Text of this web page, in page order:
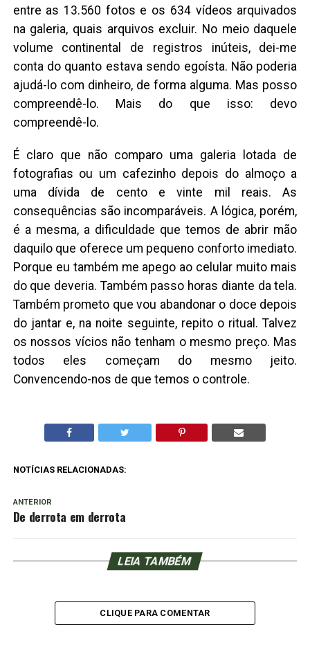
entre as 13.560 fotos e os 634 vídeos arquivados
na galeria, quais arquivos excluir. No meio daquele
volume continental de registros inúteis, dei-me
conta do quanto estava sendo egoísta. Não poderia
ajudá-lo com dinheiro, de forma alguma. Mas posso
compreendê-lo. Mais do que isso: devo
compreendê-lo.
É claro que não comparo uma galeria lotada de
fotografias ou um cafezinho depois do almoço a
uma dívida de cento e vinte mil reais. As
consequências são incomparáveis. A lógica, porém,
é a mesma, a dificuldade que temos de abrir mão
daquilo que oferece um pequeno conforto imediato.
Porque eu também me apego ao celular muito mais
do que deveria. Também passo horas diante da tela.
Também prometo que vou abandonar o doce depois
do jantar e, na noite seguinte, repito o ritual. Talvez
os nossos vícios não tenham o mesmo preço. Mas
todos eles começam do mesmo jeito.
Convencendo-nos de que temos o controle.
NOTÍCIAS RELACIONADAS:
ANTERIOR
De derrota em derrota
LEIA TAMBÉM
CLIQUE PARA COMENTAR